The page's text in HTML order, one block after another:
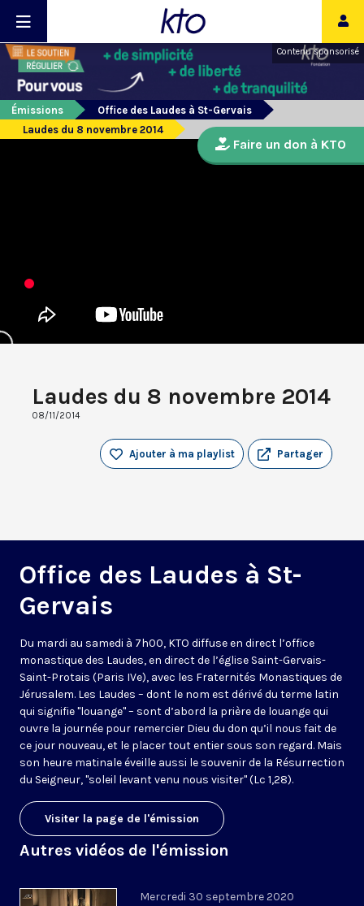
Contenu sponsorisé
Émissions
Office des Laudes à St-Gervais
Laudes du 8 novembre 2014
Laudes du 8 novembre 2014
08/11/2014
Partager
Ajouter à ma playlist
Office des Laudes à St-
Gervais
Du mardi au samedi à 7h00, KTO diffuse en direct l’office
monastique des Laudes, en direct de l’église Saint-Gervais-
Saint-Protais (Paris IVe), avec les Fraternités Monastiques de
Jérusalem. Les Laudes – dont le nom est dérivé du terme latin
qui signifie "louange" – sont d’abord la prière de louange qui
ouvre la journée pour remercier Dieu du don qu’il nous fait de
ce jour nouveau, et le placer tout entier sous son regard. Mais
son heure matinale éveille aussi le souvenir de la Résurrection
du Seigneur, "soleil levant venu nous visiter" (Lc 1,28).
Visiter la page de l'émission
Autres vidéos de l'émission
Mercredi 30 septembre 2020
Faire un don à KTO